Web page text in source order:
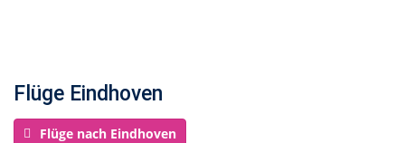
Flüge Eindhoven
Flüge nach Eindhoven